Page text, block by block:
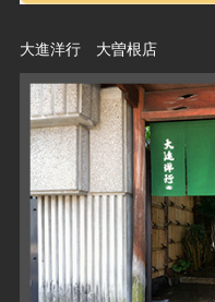
大進洋行 大曽根店